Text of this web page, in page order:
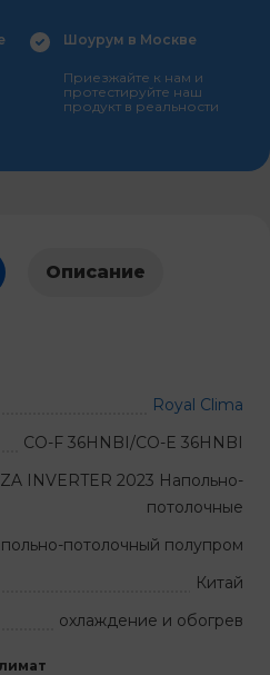
Шоурум в Москве
Приезжайте к нам и
протестируйте наш
продукт в реальности
Описание
Royal Clima
CO-F 36HNBI/CO-E 36HNBI
INVERTER 2023 Напольно-
потолочные
потолочный полупром
Китай
охлаждение и обогрев